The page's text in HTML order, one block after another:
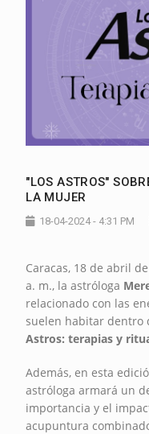
"LOS ASTROS"
LA MUJER
18-04-2024 - 4:31 PM
Caracas, 18 de abril
a. m., la astróloga
relacionado con las
suelen habitar dentro
Astros: terapias y
Además, en esta
astróloga armará un
importancia y el
acupuntura